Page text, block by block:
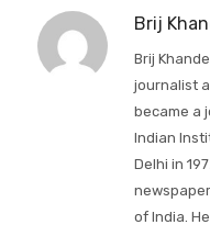
Brij
Brij
journalist
became a
Indian
Delhi in
of India.